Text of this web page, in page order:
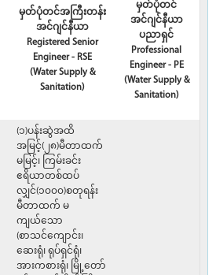
မှတ်ပုံတင်အကြီးတန်း
အင်ဂျင်နီယာ
Registered Senior
Engineer - RSE
(Water Supply &
Sanitation)
မှတ်ပုံတင်
အင်ဂျင်နီယာ
ပညာရှင်
Professional
Engineer - PE
(Water Supply &
Sanitation)
(၁)ပန်းဆွဲအထိ
အမြင့်(၂၈)မီတာထက်
မမြင့်၊ ကြမ်းခင်း
ဧရိယာတစ်ထပ်
လျှင်(၁၀၀၀)စတုရန်း
မီတာထက် မ
ကျယ်သော
(စာသင်ကျောင်း၊
ဆေးရုံ၊ ရုပ်ရှင်ရုံ၊
အားကစားရုံ၊ မြို့တော်